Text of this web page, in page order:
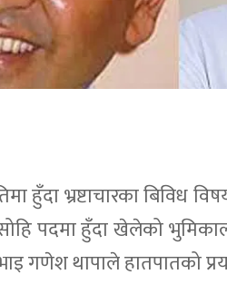
हुँदा भ्रष्टाचारका बिविध
पदमा हुँदा खेलेको
गणेश थापाले हातपातको